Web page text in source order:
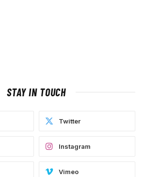
STAY IN TOUCH
Twitter
Instagram
Vimeo